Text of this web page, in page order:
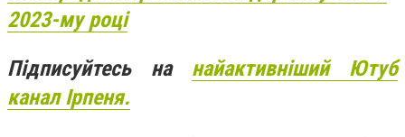
2023-му році
Підписуйтесь на найактивніший Ютуб
канал Ірпеня.